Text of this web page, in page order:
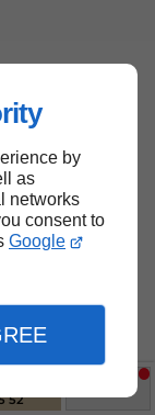
by
as
networks
consent to
Google
52